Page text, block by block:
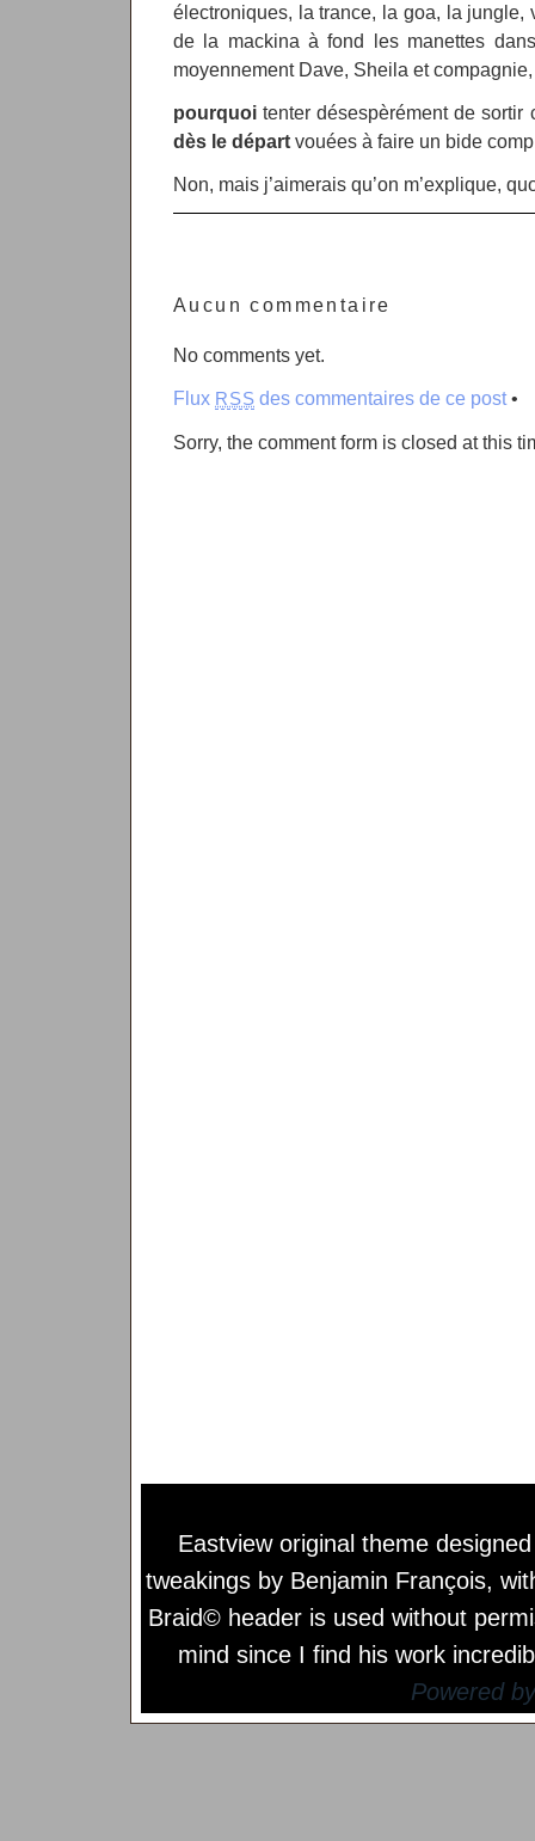
électroniques, la trance, la goa, la jungle,
de la mackina à fond les manettes
moyennement Dave, Sheila et compagnie,
pourquoi tenter désespèrément de
dès le départ vouées à faire un bide
Non, mais j’aimerais qu’on m’explique,
Aucun commentaire
No comments yet.
Flux RSS des commentaires de ce post•
Sorry, the comment form is closed at this
Eastview original theme
tweakings by Benjamin François,
Braid© header is used without
mind since I find his work
Powered